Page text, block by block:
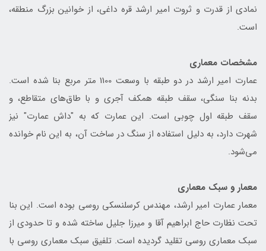
نمادی از قدرت و ثروت امیر ارشد قره داغی، از خوانین بزرگ منطقه،
است.
مشخصات معماری
عمارت امیر ارشد در دو طبقه با وسعت 1100 متر مربع بنا شده است.
بدنه بنا سنگی، سقف طبقه همکف آجری و با طاق‌های متقاطع، و
سقف طبقه اول چوبی است. این عمارت که به "داش عمارت" نیز
شهرت دارد، به دلیل استفاده از سنگ در ساخت آن، به این نام خوانده
می‌شود.
معمار و سبک معماری
معمار عمارت امیر ارشد، مهندس کرسلنسکی روسی بوده است. این بنا
تحت نظارت حاج ابراهیم آقا و میرزا جلیل ساخته شده و تا حدودی از
سبک معماری روسی تقلید گردیده است. تلفیق سبک معماری روسی با